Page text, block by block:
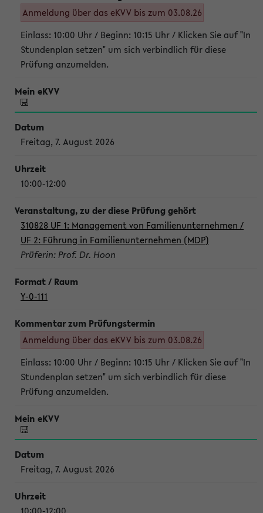
Anmeldung über das eKVV bis zum 03.08.26
Einlass: 10:00 Uhr / Beginn: 10:15 Uhr / Klicken Sie auf "In
Stundenplan setzen" um sich verbindlich für diese
Prüfung anzumelden.
Freitag, 7. August 2026
10:00-12:00
310828 UF 1: Management von Familienunternehmen /
UF 2: Führung in Familienunternehmen (MDP)
Prüferin: Prof. Dr. Hoon
Y-0-111
Anmeldung über das eKVV bis zum 03.08.26
Einlass: 10:00 Uhr / Beginn: 10:15 Uhr / Klicken Sie auf "In
Stundenplan setzen" um sich verbindlich für diese
Prüfung anzumelden.
Freitag, 7. August 2026